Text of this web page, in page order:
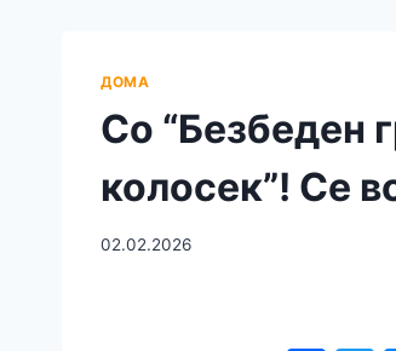
ДОМА
Со “Безбеден
колосек”! Се
02.02.2026